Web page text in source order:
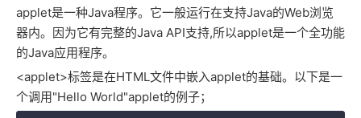
applet是一种Java程序。它一般运行在支持Java的Web浏览
器内。因为它有完整的Java API支持,所以applet是一个全功能
的Java应用程序。
<applet>标签是在HTML文件中嵌入applet的基础。以下是一
个调用"Hello World"applet的例子；